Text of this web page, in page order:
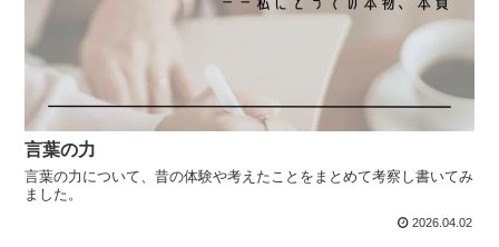
言葉の力
言葉の力について、昔の体験や考えたことをまとめて考察し書いてみ
ました。
2026.04.02